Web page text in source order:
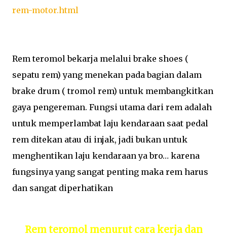
rem-motor.html
Rem teromol bekarja melalui brake shoes (
sepatu rem) yang menekan pada bagian dalam
brake drum ( tromol rem) untuk membangkitkan
gaya pengereman. Fungsi utama dari rem adalah
untuk memperlambat laju kendaraan saat pedal
rem ditekan atau di injak, jadi bukan untuk
menghentikan laju kendaraan ya bro… karena
fungsinya yang sangat penting maka rem harus
dan sangat diperhatikan
Rem teromol menurut cara kerja dan